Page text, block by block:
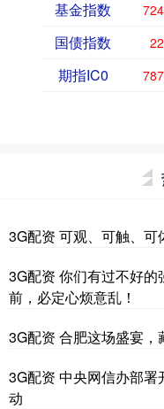
基金指数
国债指数
期指IC0
3G配资 可观、可触、
3G配资 你们有过不好
前，必定心烦意乱！
3G配资 合肥这场盛宴，
3G配资 中央网信办部署
动